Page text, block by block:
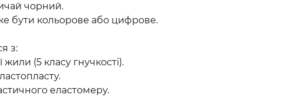
чорний.
бути кольорове або цифрове.
з:
жили (5 класу гнучкості).
еластомеру.